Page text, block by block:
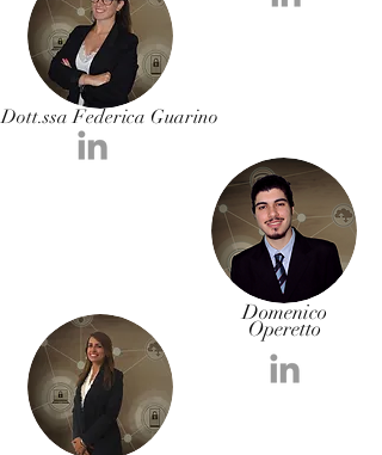
Domenico
Operetto
Dott.ssa Federica Guarino